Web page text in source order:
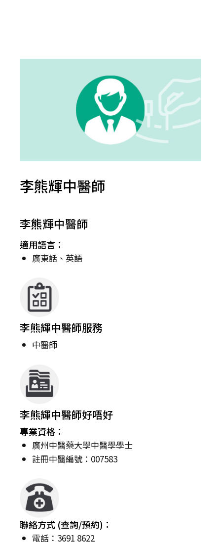
李熊輝中醫師
李熊輝中醫師
適用語言：
廣東話、英語
李熊輝中醫師服務
中醫師
李熊輝中醫師好唔好
專業資格：
廣州中醫藥大學中醫學學士
註冊中醫編號：007583
聯絡方式 (查詢/預約)：
電話：3691 8622